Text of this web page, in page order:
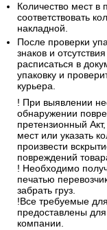
Количество мест в
соответствовать
накладной.
После проверки
знаков и
расписаться в
упаковку и
курьера.
! При выявлении
обнаружении
претензионный
мест или указать
произвести
повреждений
! Необходимо
печатью
забрать груз.
!Все требуемые
предоставлены
компании.